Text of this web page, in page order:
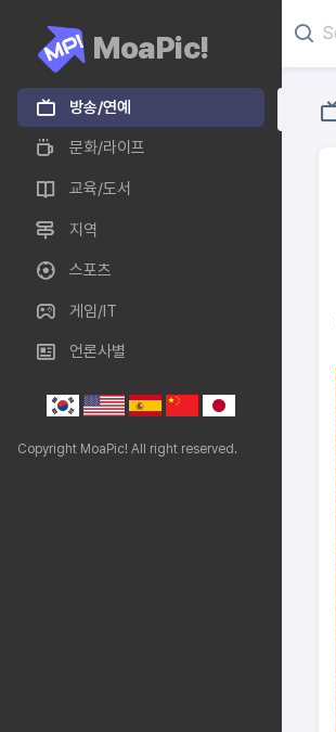
MoaPic!
방송/연예
문화/라이프
교육/도서
지역
스포츠
게임/IT
언론사별
Copyright MoaPic! All right reserved.